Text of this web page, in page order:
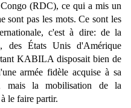
(RDC), ce qui a mis un
pas les mots. Ce sont les
c'est à dire: de la
des États Unis d'Amérique
KABILA disposait bien de
armée fidèle acquise à sa
mais la mobilisation de la
le faire partir.